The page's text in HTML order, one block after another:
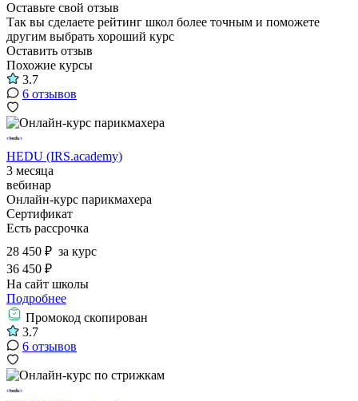
Оставьте свой отзыв
Так вы сделаете рейтинг школ более точным и поможете
другим выбрать хороший курс
Оставить отзыв
Похожие курсы
3.7
6 отзывов
HEDU (IRS.academy)
3 месяца
вебинар
Онлайн-курс парикмахера
Сертификат
Есть рассрочка
28 450 ₽ за курс
36 450 ₽
На сайт школы
Подробнее
Промокод скопирован
3.7
6 отзывов